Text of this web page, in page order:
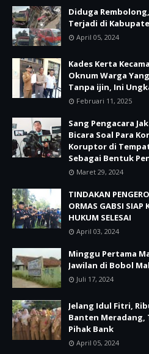
Diduga
Terjadi di
April 05, 2024
Kades Kerta
Oknum Warga
Tanpa ijin, Ini
Februari 11, 2025
Sang Pengacara
Bicara Soal Para
Koruptor di
Sebagai Bentuk
Maret 29, 2024
TINDAKAN
ORMAS GABSI SIAP
HUKUM SELESAI
April 03, 2024
Minggu Pertama
Jawilan di Bobol
Juli 17, 2024
Jelang Idul Fitri,
Banten Meradang,
Pihak Bank
April 05, 2024